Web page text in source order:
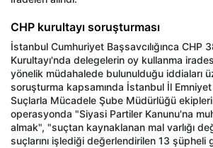
CHP kurultayı soruşturması
İstanbul Cumhuriyet Başsavcılığınca CHP
Kurultayı'nda delegelerin oy kullanma
yönelik müdahalede bulunulduğu iddiaları
soruşturma kapsamında İstanbul İl
Suçlarla Mücadele Şube Müdürlüğü
operasyonda "Siyasi Partiler Kanunu'na
almak", "suçtan kaynaklanan mal varlığı
suçlarını işlediği değerlendirilen 13 şüpheli